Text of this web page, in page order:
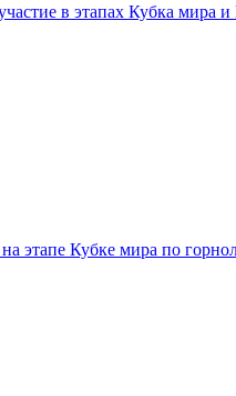
в этапах Кубка мира
на этапе Кубке мира по